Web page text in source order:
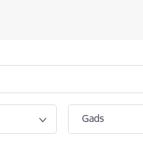
Gads